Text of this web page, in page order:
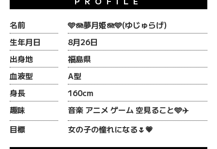
名前
🩵🪼夢月姫🪼🩵(ゆじゅらげ)
生年月日
8月26日
出身地
福島県
血液型
A型
身長
160cm
趣味
音楽 アニメ ゲーム 空見ること🩵✈️
目標
女の子の憧れになる🌷💗